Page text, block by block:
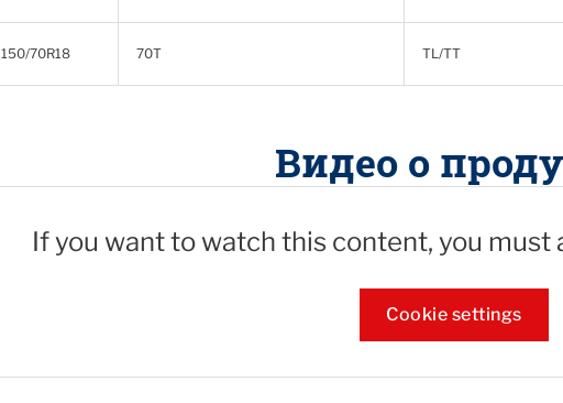
150/70R18 70T TL/TT
Видео о
If you want to watch this content, you
Cookie settings